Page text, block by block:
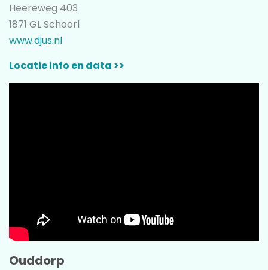
Heereweg 403
1871 GL Schoorl
www.djus.nl
Locatie info en data >>
Ouddorp